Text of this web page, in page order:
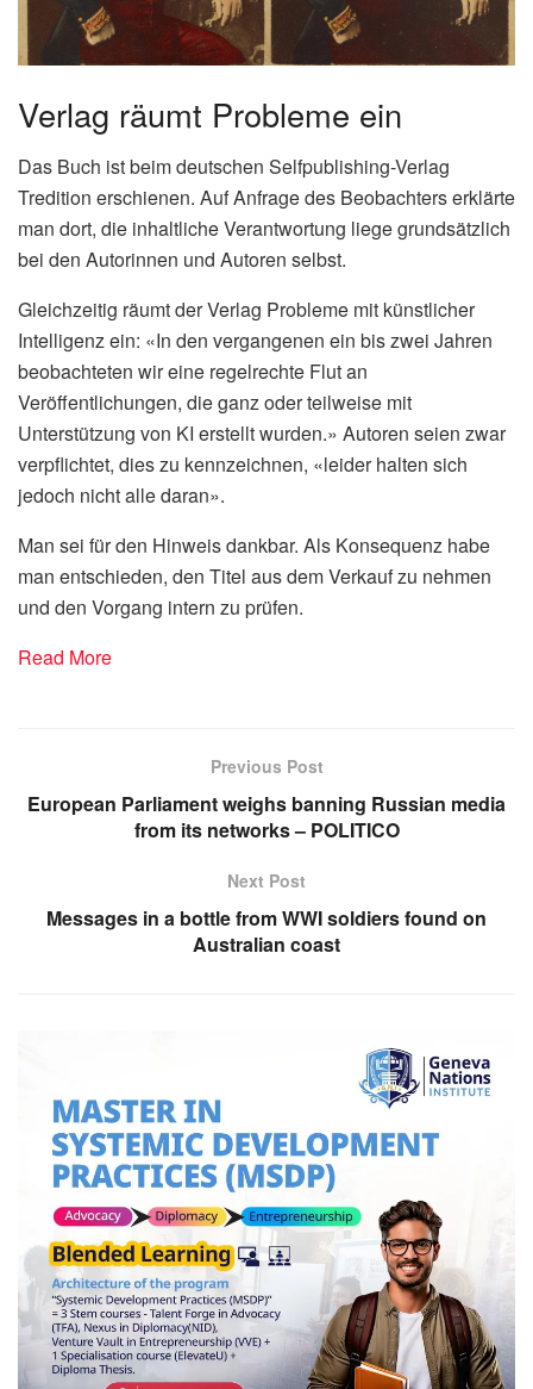
Verlag räumt Probleme ein
Das Buch ist beim deutschen Selfpublishing-Verlag
Tredition erschienen. Auf Anfrage des Beobachters erklärte
man dort, die inhaltliche Verantwortung liege grundsätzlich
bei den Autorinnen und Autoren selbst.
Gleichzeitig räumt der Verlag Probleme mit künstlicher
Intelligenz ein: «In den vergangenen ein bis zwei Jahren
beobachteten wir eine regelrechte Flut an
Veröffentlichungen, die ganz oder teilweise mit
Unterstützung von KI erstellt wurden.» Autoren seien zwar
verpflichtet, dies zu kennzeichnen, «leider halten sich
jedoch nicht alle daran».
Man sei für den Hinweis dankbar. Als Konsequenz habe
man entschieden, den Titel aus dem Verkauf zu nehmen
und den Vorgang intern zu prüfen.
Read More
Previous Post
European Parliament weighs banning Russian media
from its networks – POLITICO
Next Post
Messages in a bottle from WWI soldiers found on
Australian coast